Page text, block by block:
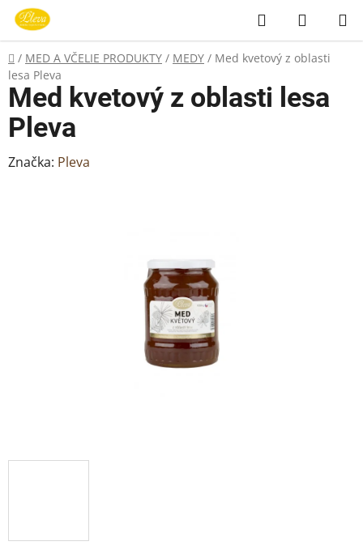
Prejsť
obsah
Hľadať
KOŠÍK
Domov
/ MED A VČELIE PRODUKTY / MEDY / Med kvetový z oblasti
lesa Pleva
Med kvetový z oblasti lesa
Pleva
Značka: Pleva